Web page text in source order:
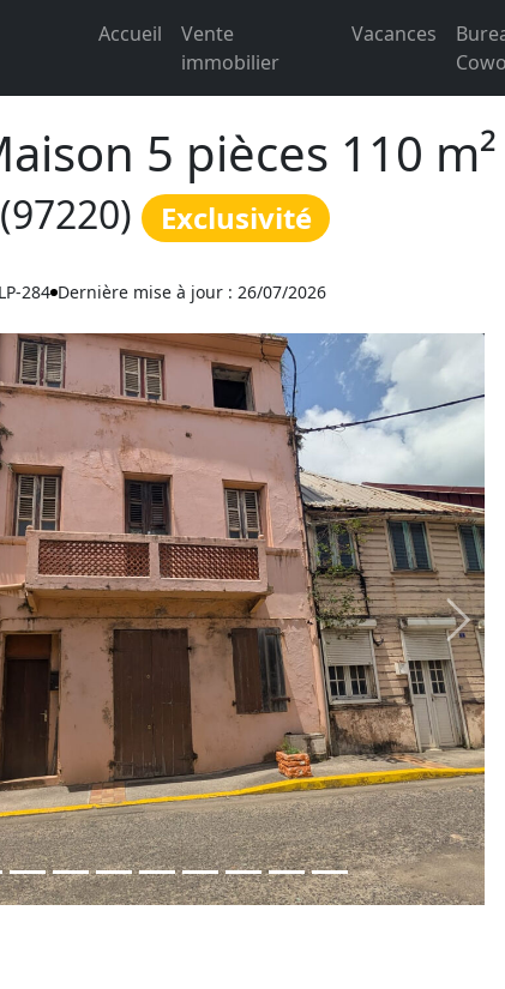
Accueil
Vente
immobilier
Vacances
5 pièces 110 m²
Exclusivité
284 Dernière mise à jour : 26/07/2026
Next